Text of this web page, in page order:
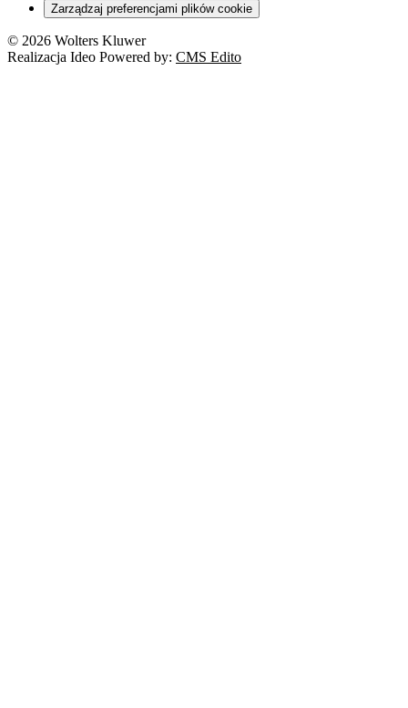
Zarządzaj preferencjami plików cookie
© 2026 Wolters Kluwer
Realizacja Ideo Powered by: CMS Edito